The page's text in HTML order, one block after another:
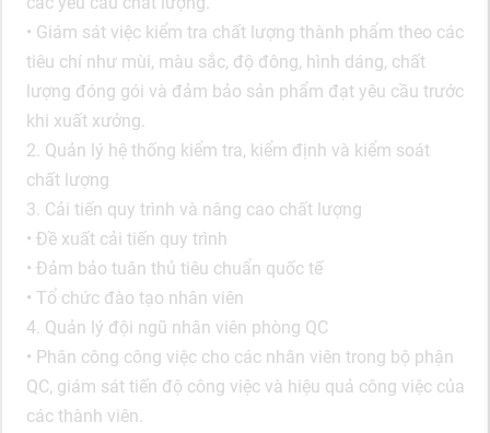
• Giám sát việc kiểm tra chất lượng thành phẩm theo các
tiêu chí như mùi, màu sắc, độ đông, hình dáng, chất
lượng đóng gói và đảm bảo sản phẩm đạt yêu cầu trước
khi xuất xưởng.
2. Quản lý hệ thống kiểm tra, kiểm định và kiểm soát
chất lượng
3. Cải tiến quy trình và nâng cao chất lượng
• Đề xuất cải tiến quy trình
• Đảm bảo tuân thủ tiêu chuẩn quốc tế
• Tổ chức đào tạo nhân viên
4. Quản lý đội ngũ nhân viên phòng QC
• Phân công công việc cho các nhân viên trong bộ phận
QC, giám sát tiến độ công việc và hiệu quả công việc của
các thành viên.